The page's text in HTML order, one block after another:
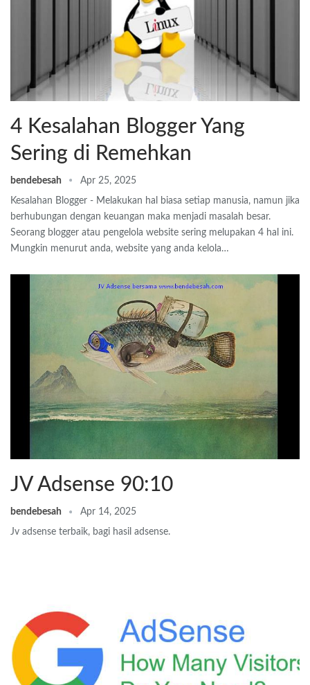
4 Kesalahan Blogger Yang
Sering di Remehkan
bendebesah Apr 25, 2025
Kesalahan Blogger - Melakukan hal biasa setiap manusia, namun jika
berhubungan dengan keuangan maka menjadi masalah besar.
Seorang blogger atau pengelola website sering melupakan 4 hal ini.
Mungkin menurut anda, website yang anda kelola…
JV Adsense 90:10
bendebesah Apr 14, 2025
Jv adsense terbaik, bagi hasil adsense.